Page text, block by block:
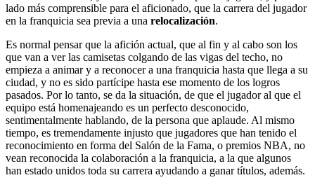
lado más comprensible para el aficionado, que la carrera del jugador
en la franquicia sea previa a una relocalización.
Es normal pensar que la afición actual, que al fin y al cabo son los
que van a ver las camisetas colgando de las vigas del techo, no
empieza a animar y a reconocer a una franquicia hasta que llega a su
ciudad, y no es sido partícipe hasta ese momento de los logros
pasados. Por lo tanto, se da la situación, de que el jugador al que el
equipo está homenajeando es un perfecto desconocido,
sentimentalmente hablando, de la persona que aplaude. Al mismo
tiempo, es tremendamente injusto que jugadores que han tenido el
reconocimiento en forma del Salón de la Fama, o premios NBA, no
vean reconocida la colaboración a la franquicia, a la que algunos
han estado unidos toda su carrera ayudando a ganar títulos, además.